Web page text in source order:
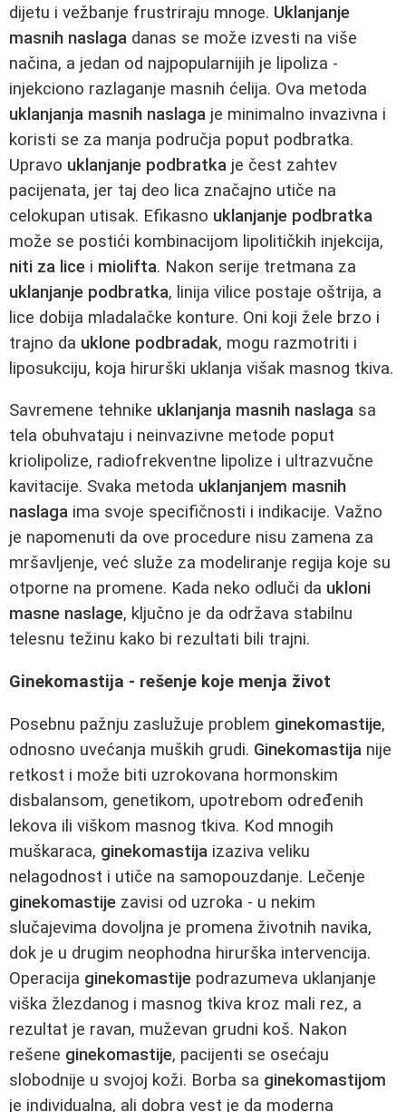
dijetu i vežbanje frustriraju mnoge. Uklanjanje
masnih naslaga danas se može izvesti na više
načina, a jedan od najpopularnijih je lipoliza -
injekciono razlaganje masnih ćelija. Ova metoda
uklanjanja masnih naslaga je minimalno invazivna i
koristi se za manja područja poput podbratka.
Upravo uklanjanje podbratka je čest zahtev
pacijenata, jer taj deo lica značajno utiče na
celokupan utisak. Efikasno uklanjanje podbratka
može se postići kombinacijom lipolitičkih injekcija,
niti za lice i miolifta. Nakon serije tretmana za
uklanjanje podbratka, linija vilice postaje oštrija, a
lice dobija mladalačke konture. Oni koji žele brzo i
trajno da uklone podbradak, mogu razmotriti i
liposukciju, koja hirurški uklanja višak masnog tkiva.
Savremene tehnike uklanjanja masnih naslaga sa
tela obuhvataju i neinvazivne metode poput
kriolipolize, radiofrekventne lipolize i ultrazvučne
kavitacije. Svaka metoda uklanjanjem masnih
naslaga ima svoje specifičnosti i indikacije. Važno
je napomenuti da ove procedure nisu zamena za
mršavljenje, već služe za modeliranje regija koje su
otporne na promene. Kada neko odluči da ukloni
masne naslage, ključno je da održava stabilnu
telesnu težinu kako bi rezultati bili trajni.
Ginekomastija - rešenje koje menja život
Posebnu pažnju zaslužuje problem ginekomastije,
odnosno uvećanja muških grudi. Ginekomastija nije
retkost i može biti uzrokovana hormonskim
disbalansom, genetikom, upotrebom određenih
lekova ili viškom masnog tkiva. Kod mnogih
muškaraca, ginekomastija izaziva veliku
nelagodnost i utiče na samopouzdanje. Lečenje
ginekomastije zavisi od uzroka - u nekim
slučajevima dovoljna je promena životnih navika,
dok je u drugim neophodna hirurška intervencija.
Operacija ginekomastije podrazumeva uklanjanje
viška žlezdanog i masnog tkiva kroz mali rez, a
rezultat je ravan, muževan grudni koš. Nakon
rešene ginekomastije, pacijenti se osećaju
slobodnije u svojoj koži. Borba sa ginekomastijom
je individualna, ali dobra vest je da moderna